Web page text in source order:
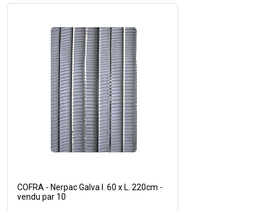
COFRA - Nerpac Galva l. 60 x L. 220cm -
vendu par 10